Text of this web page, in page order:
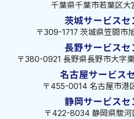
千葉県千葉市若葉区大
茨城サービスセ
〒309-1717 茨城県笠間市
長野サービスセ
〒380-0921 長野県長野市大字
名古屋サービス
〒455-0014 名古屋市港
静岡サービスセ
〒422-8034 静岡県駿